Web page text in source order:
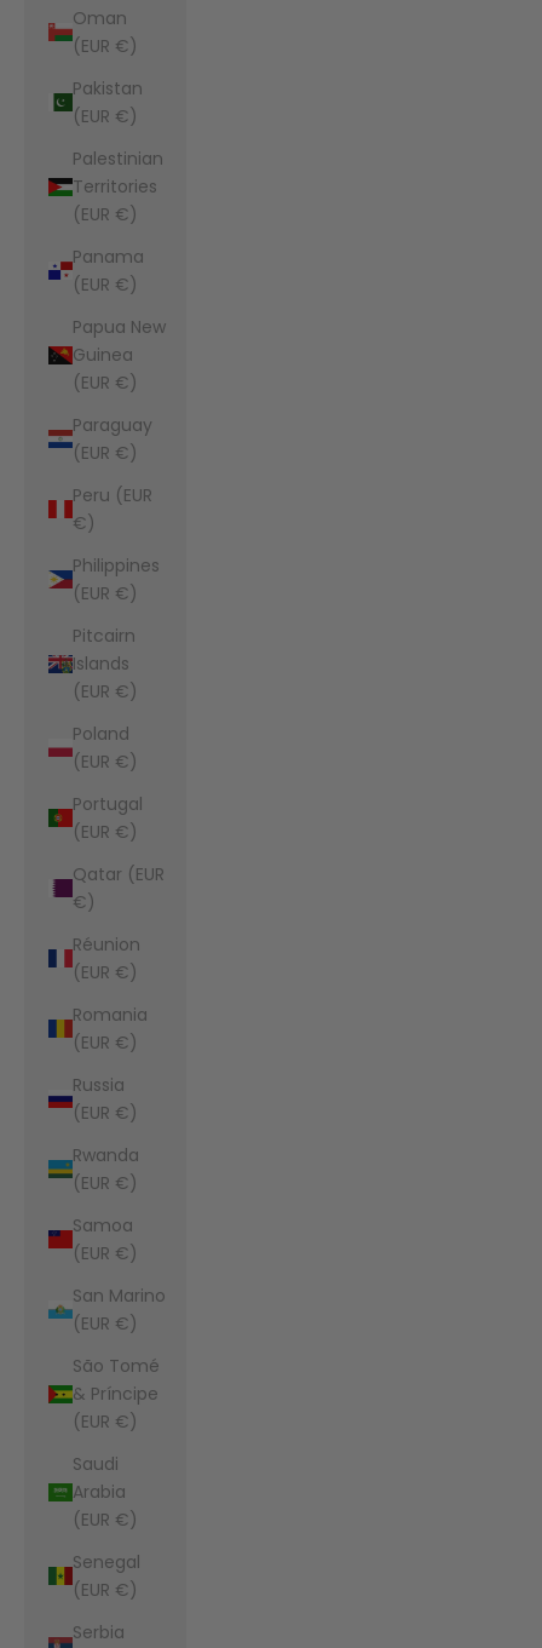
Oman
(EUR €)
Pakistan
(EUR €)
Palestinian
Territories
(EUR €)
Panama
(EUR €)
Papua New
Guinea
(EUR €)
Paraguay
(EUR €)
Peru (EUR
€)
Philippines
(EUR €)
Pitcairn
Islands
(EUR €)
Poland
(EUR €)
Portugal
(EUR €)
Qatar (EUR
€)
Réunion
(EUR €)
Romania
(EUR €)
Russia
(EUR €)
Rwanda
(EUR €)
Samoa
(EUR €)
San Marino
(EUR €)
São Tomé
& Príncipe
(EUR €)
Saudi
Arabia
(EUR €)
Senegal
(EUR €)
Serbia